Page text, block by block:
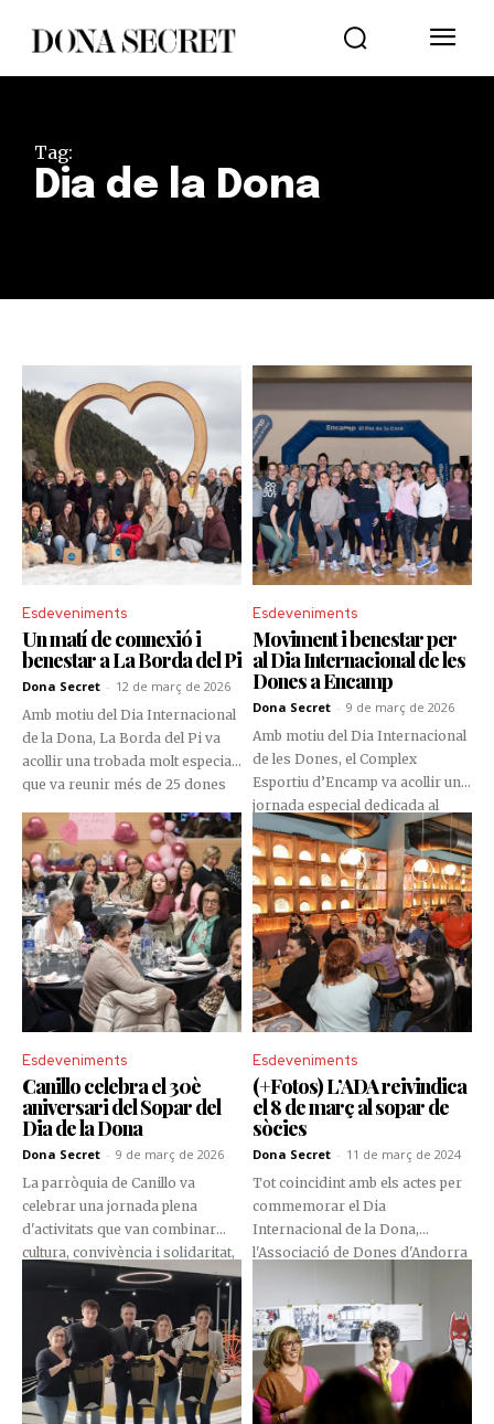
Tag:
Dia de la Dona
Esdeveniments
Un matí de connexió i
benestar a La Borda del Pi
Dona Secret - 12 de març de 2026
Amb motiu del Dia Internacional
de la Dona, La Borda del Pi va
acollir una trobada molt especial
que va reunir més de 25 dones
connexió i la inspiració.
L'esdeveniment, organitzat
conjuntament amb Oxigen
Andorra, va oferir una
experiència pensada per
compartir, aprendre i créixer en
comunitat.
Esdeveniments
Moviment i benestar per
al Dia Internacional de les
Dones a Encamp
Dona Secret - 9 de març de 2026
Amb motiu del Dia Internacional
de les Dones, el Complex
Esportiu d’Encamp va acollir una
jornada especial dedicada al
moviment, el benestar i la
connexió. L’activitat va reunir
diverses dones en una sessió
pensada per promoure la salut
física i emocional a través de
l’esport i la convivència.
Esdeveniments
Canillo celebra el 30è
aniversari del Sopar del
Dia de la Dona
Dona Secret - 9 de març de 2026
La parròquia de Canillo va
celebrar una jornada plena
d'activitats que van combinar
cultura, convivència i solidaritat,
amb una programació pensada
per reconèixer el paper de les
dones i fomentar la participació
en la vida social de la parròquia.
Esdeveniments
(+Fotos) L’ADA reivindica
el 8 de març al sopar de
sòcies
Dona Secret - 11 de març de 2024
Tot coincidint amb els actes per
commemorar el Dia
Internacional de la Dona,
l'Associació de Dones d'Andorra
tradicional sopar anual de
sòcies, al Restaurant la Màfia
d'Escaldes-Engordany. Una cita
que es va recuperar des que
l'entitat és presidida per Mònica
Codina.